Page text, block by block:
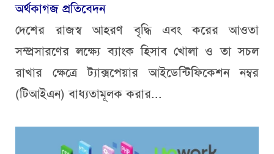
অর্থকাগজ প্রতিবেদন
দেশের রাজস্ব আহরণ বৃদ্ধি এবং করের আওতা
সম্প্রসারণের লক্ষ্যে ব্যাংক হিসাব খোলা ও তা সচল
রাখার ক্ষেত্রে ট্যাক্সপেয়ার আইডেন্টিফিকেশন নম্বর
(টিআইএন) বাধ্যতামূলক করার...